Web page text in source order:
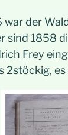
der
sind 1858
Frey
2stöckig,